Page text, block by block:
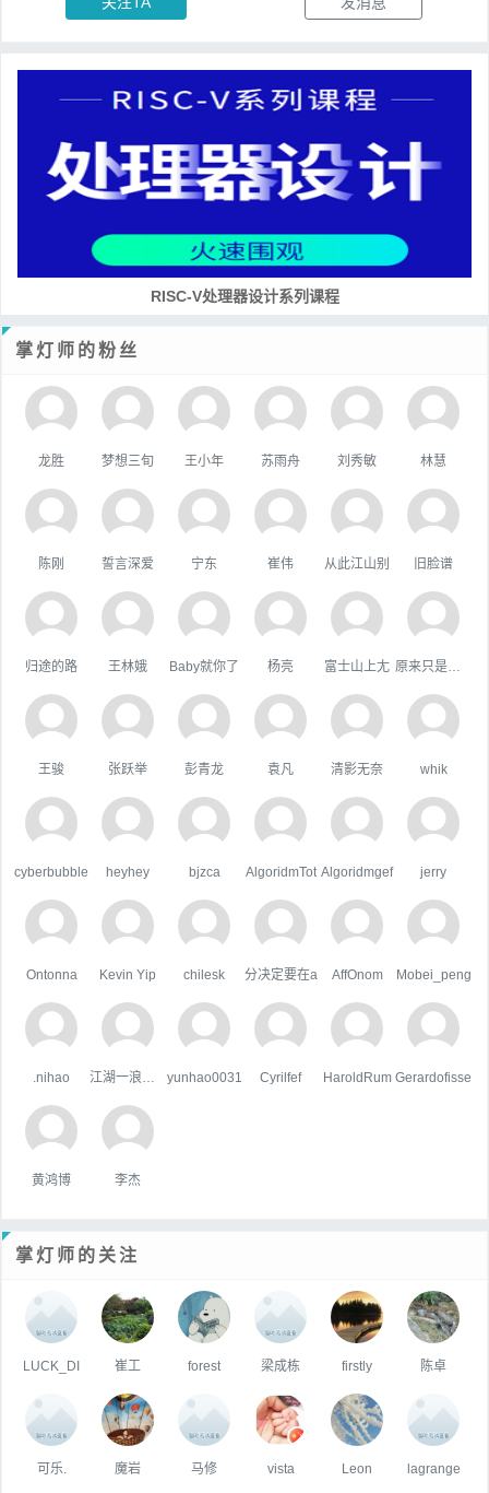
RISC-V处理器设计系列课程
掌灯师的粉丝
龙胜 梦想三旬 王小年 苏雨舟 刘秀敏 林慧
陈刚 誓言深爱 宁东 崔伟 从此江山别 旧脸谱
归途的路 王林娥 Baby就你了 杨亮 富士山上尢
王骏 张跃举 彭青龙 袁凡 清影无奈 whik
cyberbubble heyhey bjzca AlgoridmTot Algoridmgef jerry
Ontonna Kevin Yip chilesk 分决定要在a AffOnom Mobei_peng
.nihao yunhao0031 Cyrilfef HaroldRum Gerardofisse
黄鸿博 李杰
掌灯师的关注
LUCK_DI 崔工 forest 梁成栋 firstly 陈卓
可乐. 魔岩 马修 vista Leon lagrange